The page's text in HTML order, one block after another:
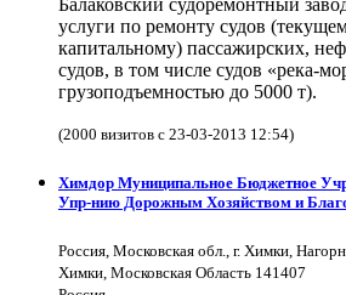
услуги по ремонту судов
капитальному) пассажирских,
судов, в том числе судов «река-
грузоподъемностью до 5000 т).
(2000 визитов с 23-03-2013 12:54)
Химдор Муниципальное Бюджетное
Упр-нию Дорожным Хозяйством и
Россия, Московская обл., г. Химки,
Химки, Московская Область 141407